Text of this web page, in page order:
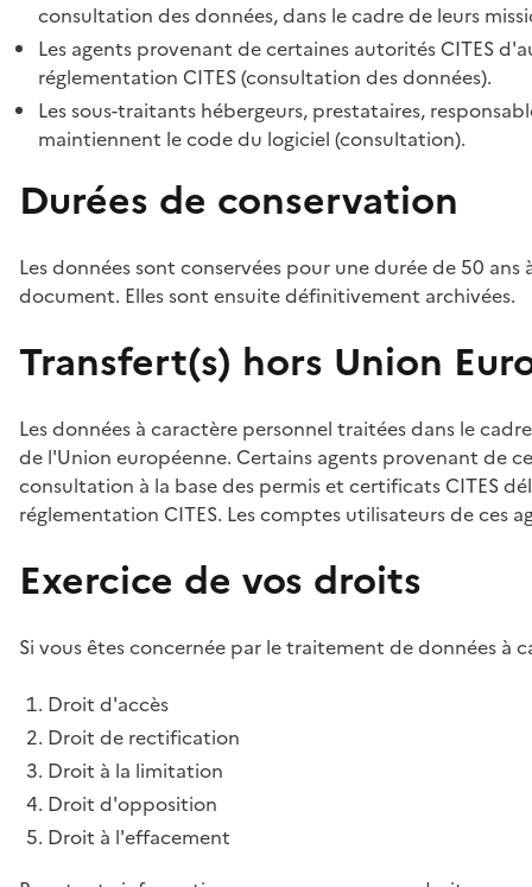
consultation des données, dans le cadre de leurs
Les agents provenant de certaines autorités CITES
réglementation CITES (consultation des données).
Les sous-traitants hébergeurs, prestataires,
maintiennent le code du logiciel (consultation).
Durées de conservation
Les données sont conservées pour une durée de 50
document. Elles sont ensuite définitivement archivées.
Transfert(s) hors Union
Les données à caractère personnel traitées dans le
de l'Union européenne. Certains agents provenant de
consultation à la base des permis et certificats CITES
réglementation CITES. Les comptes utilisateurs de ces
Exercice de vos droits
Si vous êtes concernée par le traitement de données à
Droit d'accès
Droit de rectification
Droit à la limitation
Droit d'opposition
Droit à l'effacement